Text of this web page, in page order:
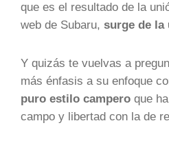
que es el resultado de la
web de Subaru, surge de la
Y quizás te vuelvas a
más énfasis a su enfoque
puro estilo campero que
campo y libertad con la de